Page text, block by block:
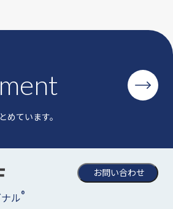
めています。
お問い合わせ
ル®